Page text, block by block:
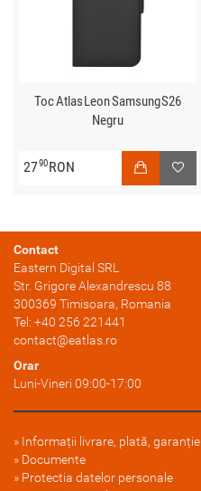
Toc Atlas Leon Samsung S26
Negru
2790RON
Contact
Eastern Digital SRL
Str. Grigore Alexandrescu 88
300369 Timisoara, Romania
Tel: +40 256 221441
contact@eatlas.ro
Orar
Luni-Vineri 09:00-17:00
Informații livrare, plată, garanție
Documente
Protectia datelor personale